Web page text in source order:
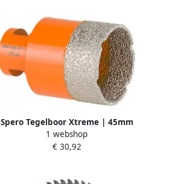
Spero Tegelboor Xtreme | 45mm
x 40mm | met opruimfunctie nat
& droog | M14 45-M14-TDN
1 webshop
€ 30,92